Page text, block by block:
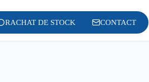
RACHAT DE STOCK CONTACT